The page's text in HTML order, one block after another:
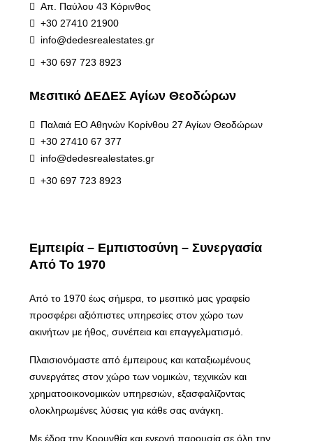
Απ. Παύλου 43 Κόρινθος
+30 27410 21900
info@dedesrealestates.gr
+30 697 723 8923
Μεσιτικό ΔΕΔΕΣ Αγίων Θεοδώρων
Παλαιά ΕΟ Αθηνών Κορίνθου 27 Αγίων Θεοδώρων
+30 27410 67 377
info@dedesrealestates.gr
+30 697 723 8923
Εμπειρία – Εμπιστοσύνη – Συνεργασία
Από Το 1970
Από το 1970 έως σήμερα, το μεσιτικό μας γραφείο
προσφέρει αξιόπιστες υπηρεσίες στον χώρο των
ακινήτων με ήθος, συνέπεια και επαγγελματισμό.
Πλαισιονόμαστε από έμπειρους και καταξιωμένους
συνεργάτες στον χώρο των νομικών, τεχνικών και
χρηματοοικονομικών υπηρεσιών, εξασφαλίζοντας
ολοκληρωμένες λύσεις για κάθε σας ανάγκη.
Με έδρα την Κορυνθία και ενεργή παρουσία σε όλη την